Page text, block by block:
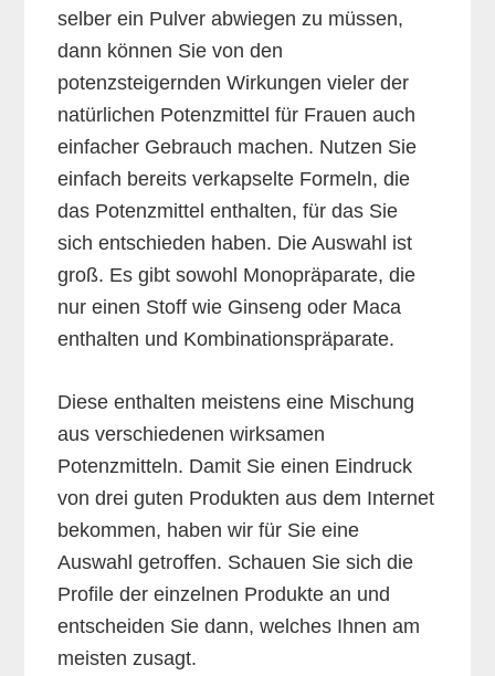
selber ein Pulver abwiegen zu müssen,
dann können Sie von den
potenzsteigernden Wirkungen vieler der
natürlichen Potenzmittel für Frauen auch
einfacher Gebrauch machen. Nutzen Sie
einfach bereits verkapselte Formeln, die
das Potenzmittel enthalten, für das Sie
sich entschieden haben. Die Auswahl ist
groß. Es gibt sowohl Monopräparate, die
nur einen Stoff wie Ginseng oder Maca
enthalten und Kombinationspräparate.
Diese enthalten meistens eine Mischung
aus verschiedenen wirksamen
Potenzmitteln. Damit Sie einen Eindruck
von drei guten Produkten aus dem Internet
bekommen, haben wir für Sie eine
Auswahl getroffen. Schauen Sie sich die
Profile der einzelnen Produkte an und
entscheiden Sie dann, welches Ihnen am
meisten zusagt.